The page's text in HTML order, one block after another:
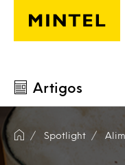
Skip to main content
Artigos
Spotlight